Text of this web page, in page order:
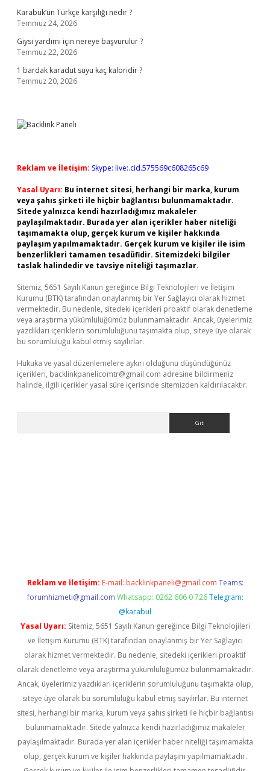
Karabük’ün Türkçe karşılığı nedir ?
Temmuz 24, 2026
Giysi yardımı için nereye başvurulur ?
Temmuz 22, 2026
1 bardak karadut suyu kaç kaloridir ?
Temmuz 20, 2026
Reklam ve İletişim: Skype: live:.cid.575569c608265c69
Yasal Uyarı: Bu internet sitesi, herhangi bir marka, kurum
veya şahıs şirketi ile hiçbir bağlantısı bulunmamaktadır.
Sitede yalnızca kendi hazırladığımız makaleler
paylaşılmaktadır. Burada yer alan içerikler haber niteliği
taşımamakta olup, gerçek kurum ve kişiler hakkında
paylaşım yapılmamaktadır. Gerçek kurum ve kişiler ile isim
benzerlikleri tamamen tesadüfidir. Sitemizdeki bilgiler
taslak halindedir ve tavsiye niteliği taşımazlar.
Sitemiz, 5651 Sayılı Kanun gereğince Bilgi Teknolojileri ve İletişim
Kurumu (BTK) tarafından onaylanmış bir Yer Sağlayıcı olarak hizmet
vermektedir. Bu nedenle, sitedeki içerikleri proaktif olarak denetleme
veya araştırma yükümlülüğümüz bulunmamaktadır. Ancak, üyelerimiz
yazdıkları içeriklerin sorumluluğunu taşımakta olup, siteye üye olarak
bu sorumluluğu kabul etmiş sayılırlar.
Hukuka ve yasal düzenlemelere aykırı olduğunu düşündüğünüz
içerikleri, backlinkpanelicomtr@gmail.com adresine bildirmeniz
halinde, ilgili içerikler yasal süre içerisinde sitemizden kaldırılacaktır.
Reklam ve İletişim: E-mail: backlinkpaneli@gmail.com Teams:
forumhizmeti@gmail.com Whatsapp: 0262 606 0 726 Telegram:
@karabul
Yasal Uyarı: Sitemiz, 5651 Sayılı Kanun gereğince Bilgi Teknolojileri
ve İletişim Kurumu (BTK) tarafından onaylanmış bir Yer Sağlayıcı
olarak hizmet vermektedir. Bu nedenle, sitedeki içerikleri proaktif
olarak denetleme veya araştırma yükümlülüğümüz bulunmamaktadır.
Ancak, üyelerimiz yazdıkları içeriklerin sorumluluğunu taşımakta olup,
siteye üye olarak bu sorumluluğu kabul etmiş sayılırlar. Bu internet
sitesi, herhangi bir marka, kurum veya şahıs şirketi ile hiçbir bağlantısı
bulunmamaktadır. Sitede yalnızca kendi hazırladığımız makaleler
paylaşılmaktadır. Burada yer alan içerikler haber niteliği taşımamakta
olup, gerçek kurum ve kişiler hakkında paylaşım yapılmamaktadır.